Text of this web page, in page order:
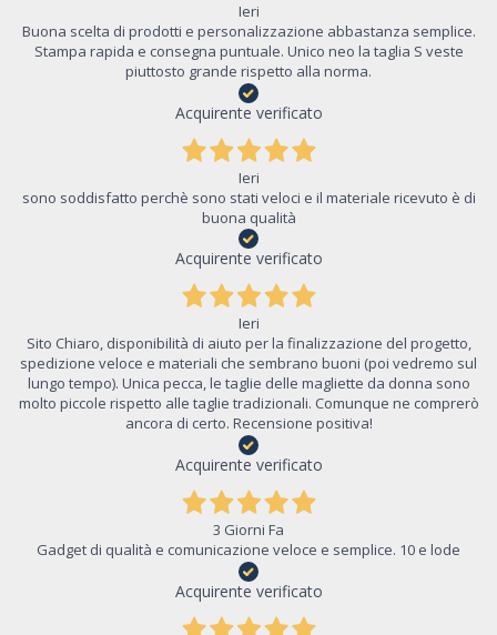
Ieri
Buona scelta di prodotti e personalizzazione abbastanza semplice.
Stampa rapida e consegna puntuale. Unico neo la taglia S veste
piuttosto grande rispetto alla norma.
Acquirente verificato
Ieri
sono soddisfatto perchè sono stati veloci e il materiale ricevuto è di
buona qualità
Acquirente verificato
Ieri
Sito Chiaro, disponibilità di aiuto per la finalizzazione del progetto,
spedizione veloce e materiali che sembrano buoni (poi vedremo sul
lungo tempo). Unica pecca, le taglie delle magliette da donna sono
molto piccole rispetto alle taglie tradizionali. Comunque ne comprerò
ancora di certo. Recensione positiva!
Acquirente verificato
3 Giorni Fa
Gadget di qualità e comunicazione veloce e semplice. 10 e lode
Acquirente verificato